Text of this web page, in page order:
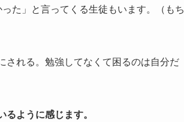
た」と言ってくる生徒もいます。（もち
される。勉強してなくて困るのは自分だ
ように感じます。